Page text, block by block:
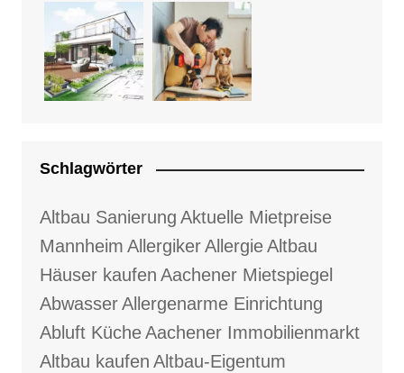
Schlagwörter
Altbau Sanierung Aktuelle Mietpreise
Mannheim AllergikerAllergieAltbau
Häuser kaufen Aachener Mietspiegel
AbwasserAllergenarme Einrichtung
Abluft KücheAachener Immobilienmarkt
Altbau kaufen Altbau-Eigentum